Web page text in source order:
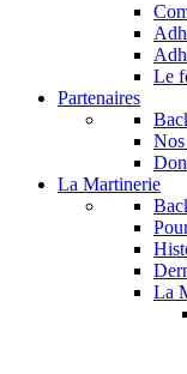
Le
Partenaires
Nos
La Martinerie
La